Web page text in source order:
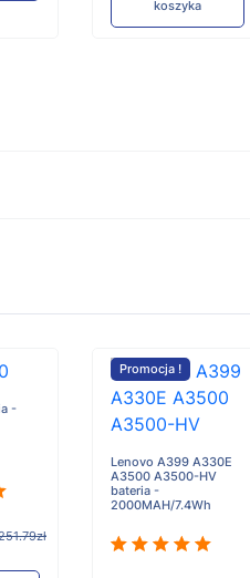
koszyka
-
Promocja !
Lenovo A399 A330E
A3500 A3500-HV
bateria -
2000MAH/7.4Wh